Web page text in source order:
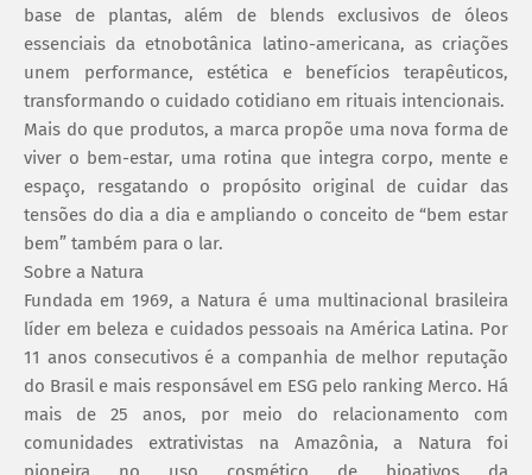
base de plantas, além de blends exclusivos de óleos
essenciais da etnobotânica latino-americana, as criações
unem performance, estética e benefícios terapêuticos,
transformando o cuidado cotidiano em rituais intencionais.
Mais do que produtos, a marca propõe uma nova forma de
viver o bem-estar, uma rotina que integra corpo, mente e
espaço, resgatando o propósito original de cuidar das
tensões do dia a dia e ampliando o conceito de “bem estar
bem” também para o lar.
Sobre a Natura
Fundada em 1969, a Natura é uma multinacional brasileira
líder em beleza e cuidados pessoais na América Latina. Por
11 anos consecutivos é a companhia de melhor reputação
do Brasil e mais responsável em ESG pelo ranking Merco. Há
mais de 25 anos, por meio do relacionamento com
comunidades extrativistas na Amazônia, a Natura foi